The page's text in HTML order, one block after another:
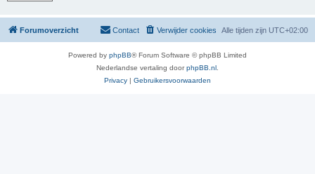
Forumoverzicht Alle tijden zijn UTC+02:00
Verwijder cookies
Contact
Powered by phpBB® Forum Software © phpBB Limited
Nederlandse vertaling doorphpBB.nl
Privacy | Gebruikersvoorwaarden